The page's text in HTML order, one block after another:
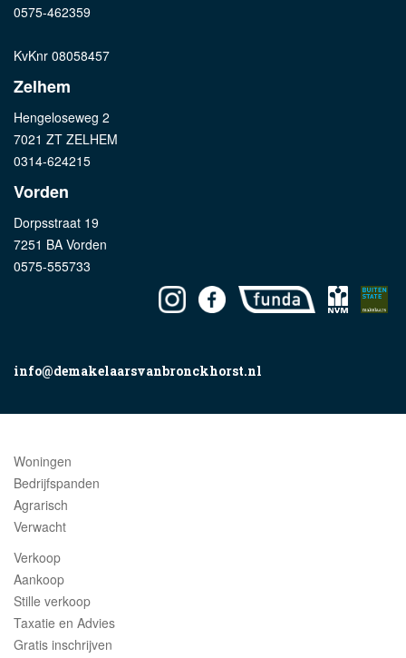
0575-462359
KvKnr 08058457
Zelhem
Hengeloseweg 2
7021 ZT ZELHEM
0314-624215
Vorden
Dorpsstraat 19
7251 BA Vorden
0575-555733
info@demakelaarsvanbronckhorst.nl
Woningen
Bedrijfspanden
Agrarisch
Verwacht
Verkoop
Aankoop
Stille verkoop
Taxatie en Advies
Gratis inschrijven